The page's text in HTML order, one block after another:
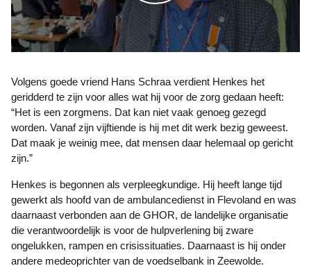
Volgens goede vriend Hans Schraa verdient Henkes het
geridderd te zijn voor alles wat hij voor de zorg gedaan heeft:
“Het is een zorgmens. Dat kan niet vaak genoeg gezegd
worden. Vanaf zijn vijftiende is hij met dit werk bezig geweest.
Dat maak je weinig mee, dat mensen daar helemaal op gericht
zijn.”
Henkes is begonnen als verpleegkundige. Hij heeft lange tijd
gewerkt als hoofd van de ambulancedienst in Flevoland en was
daarnaast verbonden aan de GHOR, de landelijke organisatie
die verantwoordelijk is voor de hulpverlening bij zware
ongelukken, rampen en crisissituaties. Daarnaast is hij onder
andere medeoprichter van de voedselbank in Zeewolde.